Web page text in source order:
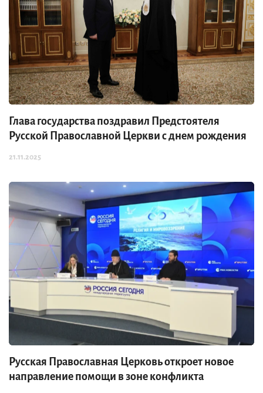
Глава государства поздравил Предстоятеля
Русской Православной Церкви с днем рождения
21.11.2025
Русская Православная Церковь откроет новое
направление помощи в зоне конфликта